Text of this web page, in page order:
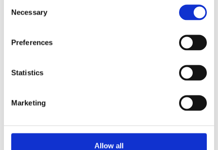
Selection
Necessary
Preferences
Statistics
Marketing
Allow all
E-postadress
Spara mitt namn, min e-postadress och webbplats i denna